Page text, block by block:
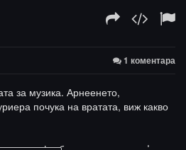
1 коментара
за музика. Арнеенето,
почука на вратата, виж какво